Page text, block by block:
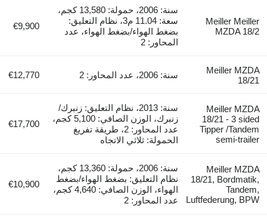
Meiller Meiller
MZDA 18/2
سنة: 2006، حمولة: 13,580 كجم،
سعة: 11.04 م3، نظام التعليق:
بضغط الهواء/بضغط الهواء، عدد
المحاور: 2
€9,900
Meiller MZDA
18/21
سنة: 2006، عدد المحاور: 2 €12,770
Meiller MZDA
18/21 - 3 sided
Tipper /Tandem
semi-trailer
سنة: 2013، نظام التعليق: زنبرك/
زنبرك، الوزن الصافي: 5,100 كجم،
عدد المحاور: 2، طريقة تفريغ
الحمولة: ثلاثي الاتجاه
€17,700
Meiller MZDA
18/21, Bordmatik,
Tandem,
Luftfederung, BPW
سنة: 2006، حمولة: 13,360 كجم،
نظام التعليق: بضغط الهواء/بضغط
الهواء، الوزن الصافي: 4,640 كجم،
عدد المحاور: 2
€10,900